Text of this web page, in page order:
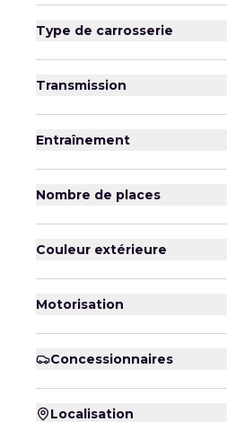
Type de carrosserie
Transmission
Entraînement
Nombre de places
Couleur extérieure
Motorisation
Concessionnaires
Localisation